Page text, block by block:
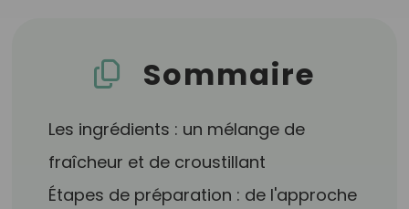
Sommaire
Les ingrédients : un mélange de
fraîcheur et de croustillant
Étapes de préparation : de l'approche